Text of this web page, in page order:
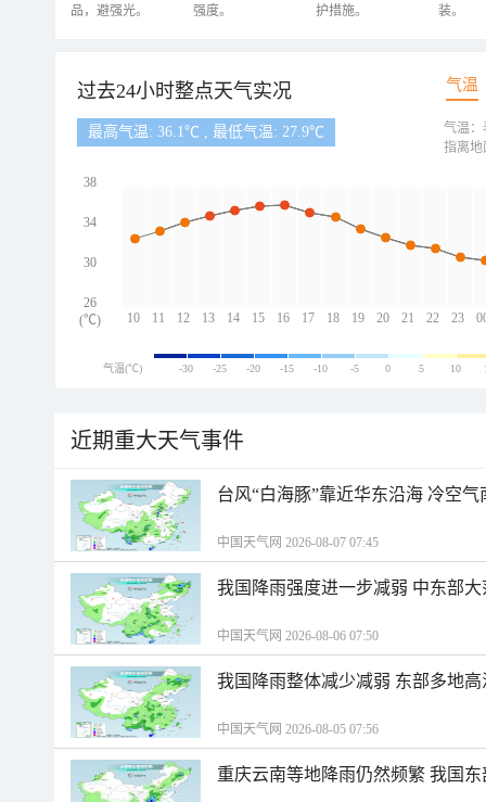
品，避强光。
强度。
护措施。
装。
过去24小时整点天气实况 气温
最高气温: 36.1℃ , 最低气温: 27.9℃
10 11 12 13 14 15 16 17 18 19 20 21 22 23
38
34
30
26
(℃)
气温：
指离地
气温(℃) -30 -25 -20 -15 -10 -5 0 5 10
近期重大天气事件
台风“白海豚”靠近华东沿海 冷空
中国天气网 2026-08-07 07:45
我国降雨强度进一步减弱 中东部
中国天气网 2026-08-06 07:50
我国降雨整体减少减弱 东部多地
中国天气网 2026-08-05 07:56
重庆云南等地降雨仍然频繁 我国